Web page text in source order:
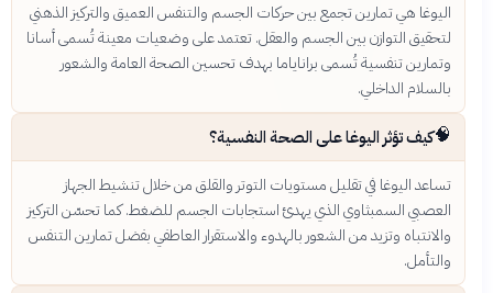
اليوغا هي تمارين تجمع بين حركات الجسم والتنفس العميق والتركيز الذهني
لتحقيق التوازن بين الجسم والعقل. تعتمد على وضعيات معينة تُسمى أسانا
وتمارين تنفسية تُسمى براناياما بهدف تحسين الصحة العامة والشعور
بالسلام الداخلي.
🧠كيف تؤثر اليوغا على الصحة النفسية؟
تساعد اليوغا في تقليل مستويات التوتر والقلق من خلال تنشيط الجهاز
العصبي السمبثاوي الذي يهدئ استجابات الجسم للضغط. كما تحسّن التركيز
والانتباه وتزيد من الشعور بالهدوء والاستقرار العاطفي بفضل تمارين التنفس
والتأمل.